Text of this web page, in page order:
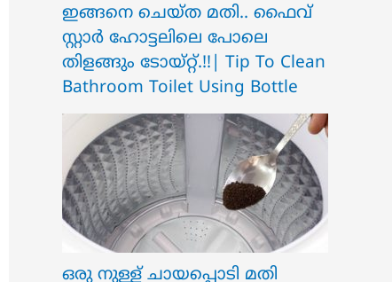
ഇങ്ങനെ ചെയ്ത മതി.. ഫൈവ്
സ്റ്റാർ ഹോട്ടലിലെ പോലെ
തിളങ്ങും ടോയ്റ്റ്.!!| Tip To Clean
Bathroom Toilet Using Bottle
ഒരു നുള്ള് ചായപ്പൊടി മതി